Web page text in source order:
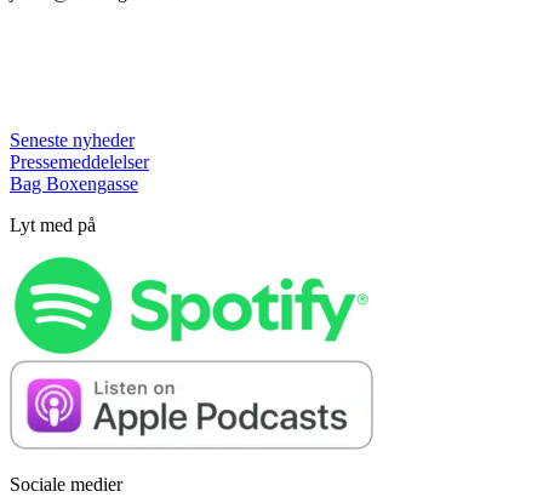
Seneste nyheder
Pressemeddelelser
Bag Boxengasse
Lyt med på
Sociale medier